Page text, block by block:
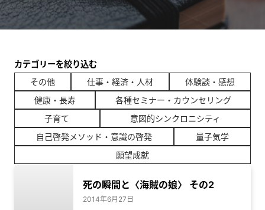
カテゴリーを絞り込む
その他
仕事・経済・人材
体験談・感想
健康・長寿
各種セミナー・カウンセリング
子育て
意図的シンクロニシティ
自己啓発メソッド・意識の啓発
量子気学
願望成就
死の瞬間と〈海賊の娘〉 その2
2014年6月27日